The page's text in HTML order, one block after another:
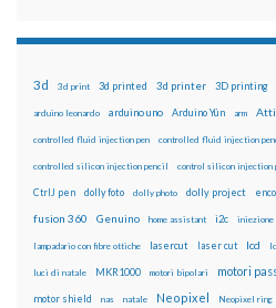
3d 3d print 3d printed 3d printer 3D printing
arduino leonardo arduino uno Arduino Yún arm
controlled fluid injection pen controlled fluid injection
controlled silicon injection pencil control silicon injection
CtrlJ pen dolly foto dolly photo dolly project
fusion 360 Genuino home assistant i2c
lampadario con fibre ottiche lasercut laser cut lcd
luci di natale MKR1000 motori bipolari motori
motor shield nas natale Neopixel Neopixel ring